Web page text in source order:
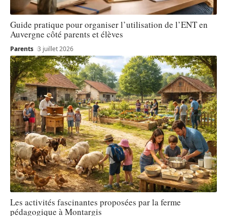
Guide pratique pour organiser l’utilisation de l’ENT en
Auvergne côté parents et élèves
Parents 3 juillet 2026
Les activités fascinantes proposées par la ferme
pédagogique à Montargis